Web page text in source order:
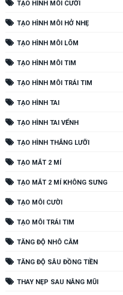
TẠO HÌNH MÔI CƯỜI
TẠO HÌNH MÔI HỞ NHẸ
TẠO HÌNH MÔI LÕM
TẠO HÌNH MÔI TIM
TẠO HÌNH MÔI TRÁI TIM
TẠO HÌNH TAI
TẠO HÌNH TAI VỂNH
TẠO HÌNH THẮNG LƯỠI
TẠO MẮT 2 MÍ
TẠO MẮT 2 MÍ KHÔNG SƯNG
TẠO MÔI CƯỜI
TẠO MÔI TRÁI TIM
TĂNG ĐỘ NHÔ CẰM
TĂNG ĐỘ SÂU ĐỒNG TIỀN
THAY NẸP SAU NÂNG MŨI